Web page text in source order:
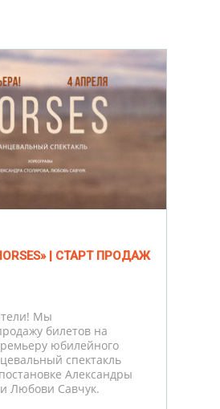
| СТАРТ ПРОДАЖ
Мы
билетов на
юбилейного
спектакль
Александры
Любови Савчук.